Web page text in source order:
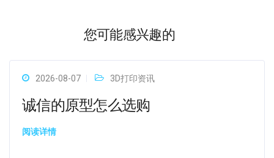
您可能感兴趣的
2026-08-07 3D打印资讯
诚信的原型怎么选购
阅读详情